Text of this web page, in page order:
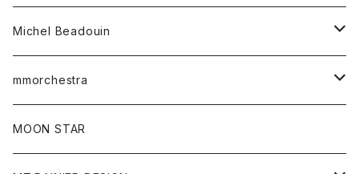
ポロシャツ
ロングスリーブTシャツ
フリース
ベルト
Michel Beadouin
トップス
ジャケット
ニット
パンツ
mmorchestra
帽子
MOON STAR